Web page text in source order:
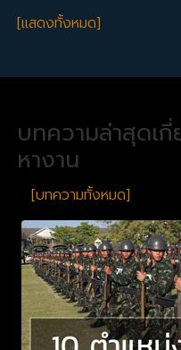
[แสดงทั้งหมด]
บทความล่าสุดเ
หางาน
[บทความทั้งหมด]